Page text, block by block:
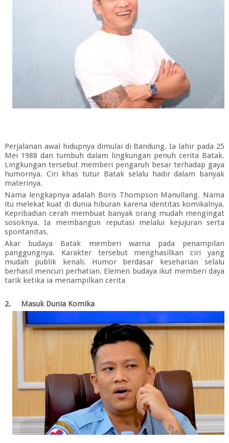
Perjalanan awal hidupnya dimulai di Bandung. Ia lahir pada 25
Mei 1988 dan tumbuh dalam lingkungan penuh cerita Batak.
Lingkungan tersebut memberi pengaruh besar terhadap gaya
humornya. Ciri khas tutur Batak selalu hadir dalam banyak
materinya.
Nama lengkapnya adalah Boris Thompson Manullang. Nama
itu melekat kuat di dunia hiburan karena identitas komikalnya.
Kepribadian cerah membuat banyak orang mudah mengingat
sosoknya. Ia membangun reputasi melalui kejujuran serta
spontanitas.
Akar budaya Batak memberi warna pada penampilan
panggungnya. Karakter tersebut menghasilkan ciri yang
mudah publik kenali. Humor berdasar keseharian selalu
berhasil mencuri perhatian. Elemen budaya ikut memberi daya
tarik ketika ia menampilkan cerita
2. Masuk Dunia Komika